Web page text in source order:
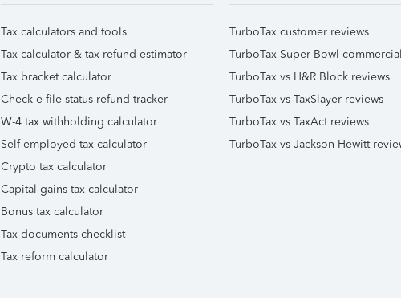
Tax calculators and tools
Tax calculator & tax refund estimator
Tax bracket calculator
Check e-file status refund tracker
W-4 tax withholding calculator
Self-employed tax calculator
Crypto tax calculator
Capital gains tax calculator
Bonus tax calculator
Tax documents checklist
Tax reform calculator
TurboTax customer reviews
TurboTax Super Bowl commercial
TurboTax vs H&R Block reviews
TurboTax vs TaxSlayer reviews
TurboTax vs TaxAct reviews
TurboTax vs Jackson Hewitt